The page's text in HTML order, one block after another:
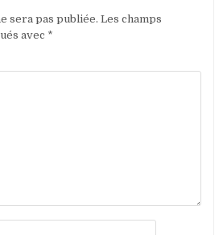
sera pas publiée. Les champs
avec *